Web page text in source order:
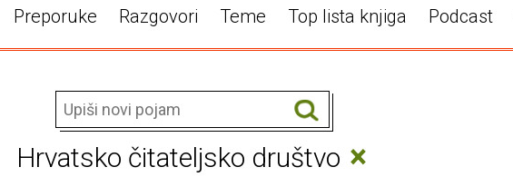
Preporuke Razgovori Teme Top lista knjiga Podcast
Hrvatsko čitateljsko društvo ×